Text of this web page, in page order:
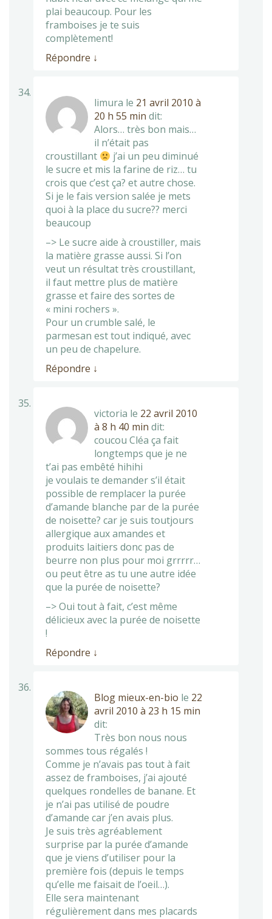
plai beaucoup. Pour les
framboises je te suis
complètement!
Répondre ↓
limura le 21 avril 2010 à
20 h 55 min dit:
Alors… très bon mais…
il n’était pas
croustillant
j’ai un peu diminué
le sucre et mis la farine de riz… tu
crois que c’est ça? et autre chose.
Si je le fais version salée je mets
quoi à la place du sucre?? merci
beaucoup
–> Le sucre aide à croustiller, mais
la matière grasse aussi. Si l’on
veut un résultat très croustillant,
il faut mettre plus de matière
grasse et faire des sortes de
« mini rochers ».
Pour un crumble salé, le
parmesan est tout indiqué, avec
un peu de chapelure.
Répondre ↓
victoria le 22 avril 2010
à 8 h 40 min dit:
coucou Cléa ça fait
longtemps que je ne
t’ai pas embêté hihihi
je voulais te demander s’il était
possible de remplacer la purée
d’amande blanche par de la purée
de noisette? car je suis toutjours
allergique aux amandes et
produits laitiers donc pas de
beurre non plus pour moi grrrrr…
ou peut être as tu une autre idée
que la purée de noisette?
–> Oui tout à fait, c’est même
délicieux avec la purée de noisette
!
Répondre ↓
Blog mieux-en-bio le 22
avril 2010 à 23 h 15 min
dit:
Très bon nous nous
sommes tous régalés !
Comme je n’avais pas tout à fait
assez de framboises, j’ai ajouté
quelques rondelles de banane. Et
je n’ai pas utilisé de poudre
d’amande car j’en avais plus.
Je suis très agréablement
surprise par la purée d’amande
que je viens d’utiliser pour la
première fois (depuis le temps
qu’elle me faisait de l’oeil…).
Elle sera maintenant
régulièrement dans mes placards